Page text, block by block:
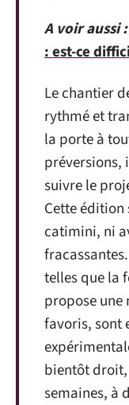
A voir aussi :
: est-ce
Le chantier
rythmé et
la porte à
préversions,
suivre le
Cette édition
catimini, ni
telles que la
propose une
favoris, sont
bientôt droit,
semaines, à